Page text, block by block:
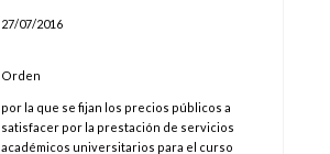
27/07/2016
Orden
por la que se fijan los precios públicos a
satisfacer por la prestación de servicios
académicos universitarios para el curso